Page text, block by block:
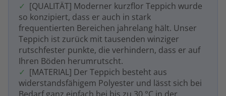
[QUALITÄT] Moderner kurzflor Teppich wurde
so konzipiert, dass er auch in stark
frequentierten Bereichen jahrelang hält. Unser
Teppich ist zurück mit tausenden winziger
rutschfester punkte, die verhindern, dass er auf
Ihren Böden herumrutscht.
[MATERIAL] Der Teppich besteht aus
widerstandsfähigem Polyester und lässt sich bei